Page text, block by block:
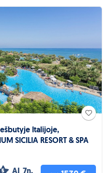
Italijoje,
SICILIA RESORT & SPA
5 AI 7n.